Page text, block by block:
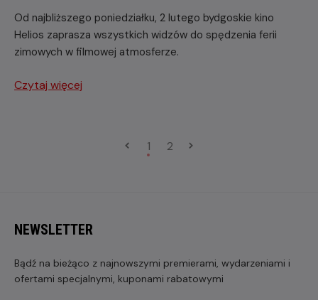
Od najbliższego poniedziałku, 2 lutego bydgoskie kino
Helios zaprasza wszystkich widzów do spędzenia ferii
zimowych w filmowej atmosferze.
Czytaj więcej
1 2
NEWSLETTER
Bądź na bieżąco z najnowszymi premierami, wydarzeniami i
ofertami specjalnymi, kuponami rabatowymi